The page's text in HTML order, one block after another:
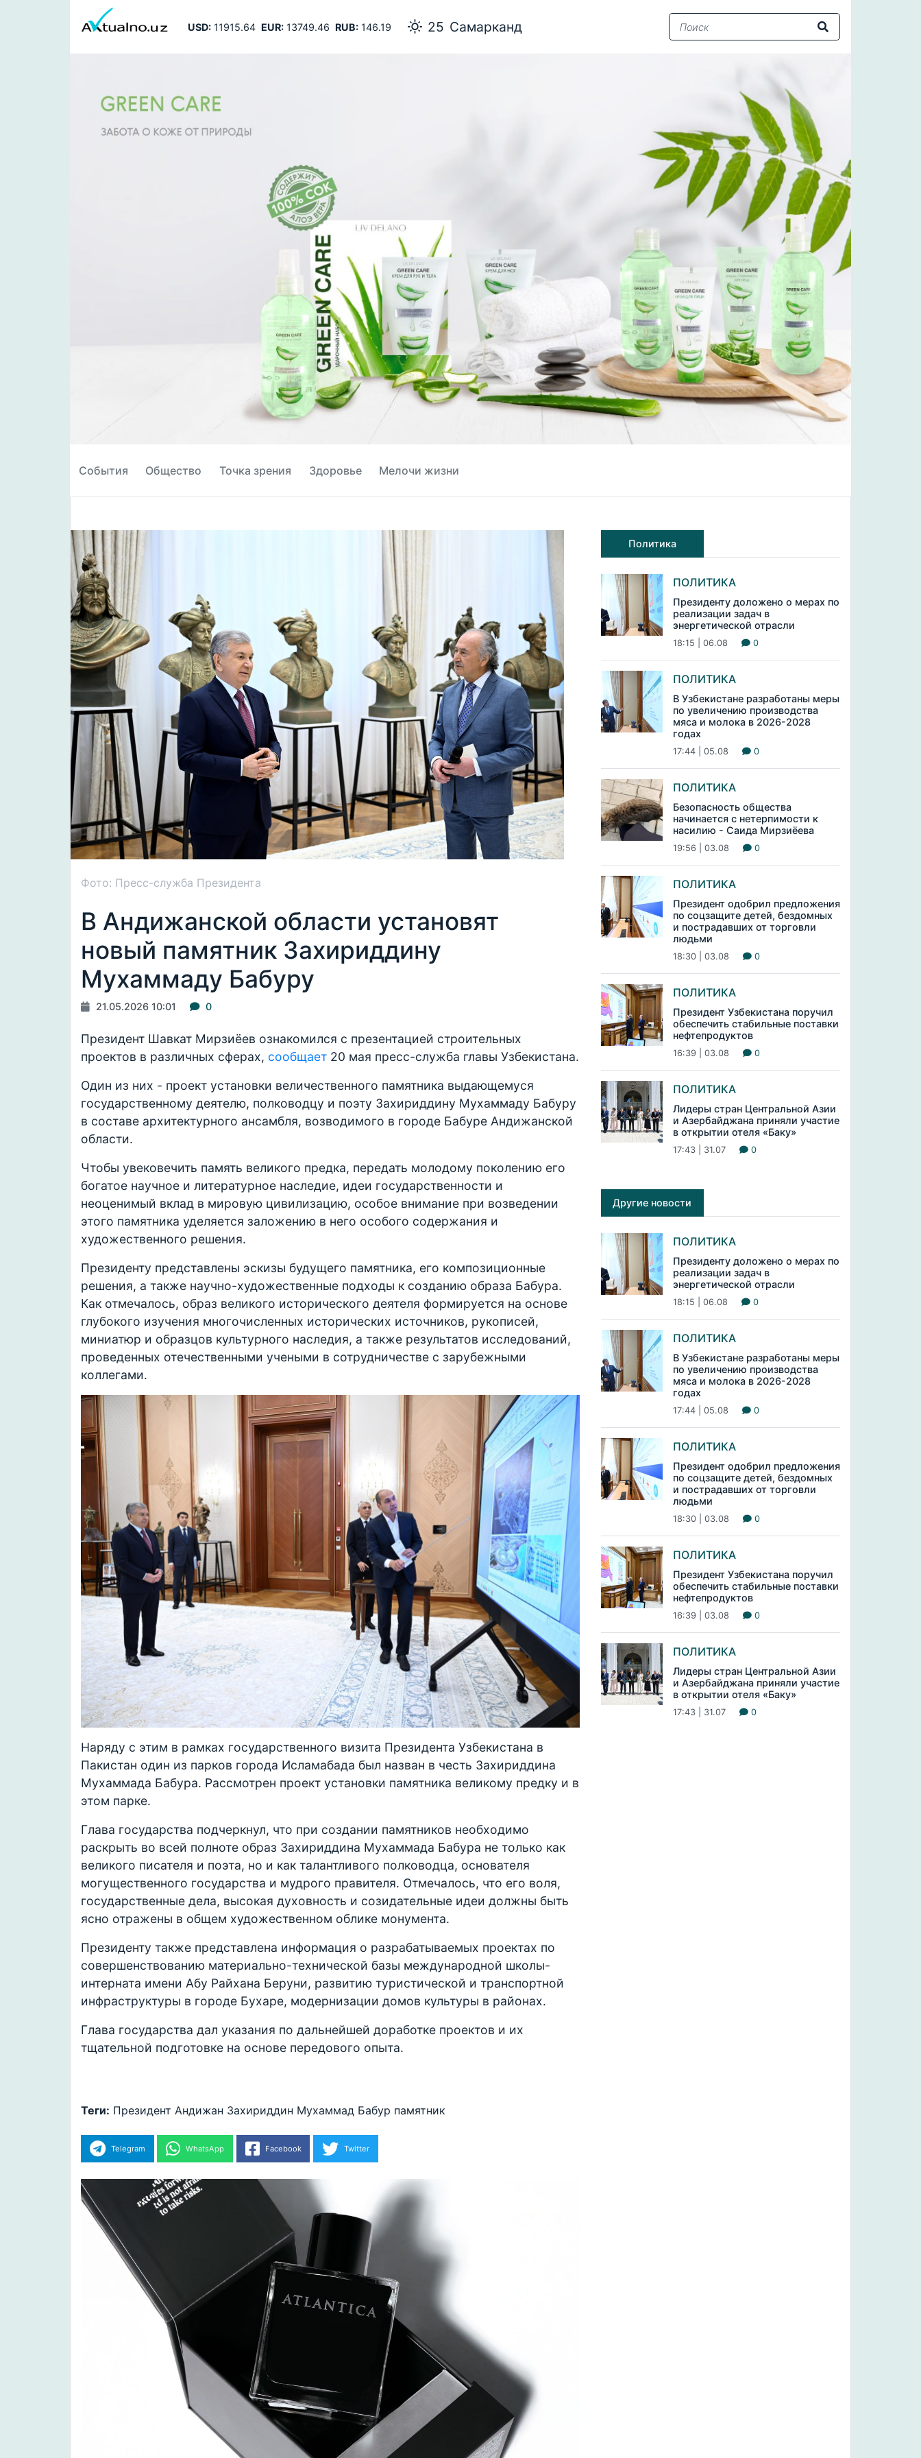
USD:11915.64 EUR:13749.46 RUB:146.19 25 Самарканд
События Общество Точка зрения Здоровье Мелочи жизни
Фото: Пресс-служба Президента
В Андижанской области установят
новый памятник Захириддину
Мухаммаду Бабуру
21.05.2026 10:01 0
Президент Шавкат Мирзиёев ознакомился с презентацией строительных
проектов в различных сферах, сообщает 20 мая пресс-служба главы Узбекистана.
Один из них - проект установки величественного памятника выдающемуся
государственному деятелю, полководцу и поэту Захириддину Мухаммаду Бабуру
в составе архитектурного ансамбля, возводимого в городе Бабуре Андижанской
области.
Чтобы увековечить память великого предка, передать молодому поколению его
богатое научное и литературное наследие, идеи государственности и
неоценимый вклад в мировую цивилизацию, особое внимание при возведении
этого памятника уделяется заложению в него особого содержания и
художественного решения.
Президенту представлены эскизы будущего памятника, его композиционные
решения, а также научно-художественные подходы к созданию образа Бабура.
Как отмечалось, образ великого исторического деятеля формируется на основе
глубокого изучения многочисленных исторических источников, рукописей,
миниатюр и образцов культурного наследия, а также результатов исследований,
проведенных отечественными учеными в сотрудничестве с зарубежными
коллегами.
Наряду с этим в рамках государственного визита Президента Узбекистана в
Пакистан один из парков города Исламабада был назван в честь Захириддина
Мухаммада Бабура. Рассмотрен проект установки памятника великому предку и в
этом парке.
Глава государства подчеркнул, что при создании памятников необходимо
раскрыть во всей полноте образ Захириддина Мухаммада Бабура не только как
великого писателя и поэта, но и как талантливого полководца, основателя
могущественного государства и мудрого правителя. Отмечалось, что его воля,
государственные дела, высокая духовность и созидательные идеи должны быть
ясно отражены в общем художественном облике монумента.
Президенту также представлена информация о разрабатываемых проектах по
совершенствованию материально-технической базы международной школы-
интерната имени Абу Райхана Беруни, развитию туристической и транспортной
инфраструктуры в городе Бухаре, модернизации домов культуры в районах.
Глава государства дал указания по дальнейшей доработке проектов и их
тщательной подготовке на основе передового опыта.
Теги: Президент Андижан Захириддин Мухаммад Бабур памятник
Telegram WhatsApp Facebook Twitter
Политика
ПОЛИТИКА
Президенту доложено о мерах по
реализации задач в
энергетической отрасли
18:15 | 06.08 0
ПОЛИТИКА
В Узбекистане разработаны меры
по увеличению производства
мяса и молока в 2026-2028
годах
17:44 | 05.08 0
ПОЛИТИКА
Безопасность общества
начинается с нетерпимости к
насилию - Саида Мирзиёева
19:56 | 03.08 0
ПОЛИТИКА
Президент одобрил предложения
по соцзащите детей, бездомных
и пострадавших от торговли
людьми
18:30 | 03.08 0
ПОЛИТИКА
Президент Узбекистана поручил
обеспечить стабильные поставки
нефтепродуктов
16:39 | 03.08 0
ПОЛИТИКА
Лидеры стран Центральной Азии
и Азербайджана приняли участие
в открытии отеля «Баку»
17:43 | 31.07 0
Другие новости
ПОЛИТИКА
Президенту доложено о мерах по
реализации задач в
энергетической отрасли
18:15 | 06.08 0
ПОЛИТИКА
В Узбекистане разработаны меры
по увеличению производства
мяса и молока в 2026-2028
годах
17:44 | 05.08 0
ПОЛИТИКА
Президент одобрил предложения
по соцзащите детей, бездомных
и пострадавших от торговли
людьми
18:30 | 03.08 0
ПОЛИТИКА
Президент Узбекистана поручил
обеспечить стабильные поставки
нефтепродуктов
16:39 | 03.08 0
ПОЛИТИКА
Лидеры стран Центральной Азии
и Азербайджана приняли участие
в открытии отеля «Баку»
17:43 | 31.07 0